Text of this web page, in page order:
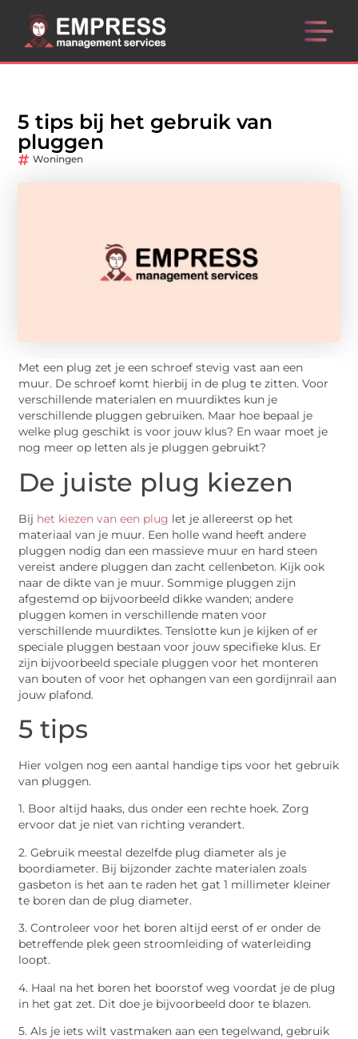
5 tips bij het gebruik van
pluggen
Woningen
Met een plug zet je een schroef stevig vast aan een
muur. De schroef komt hierbij in de plug te zitten. Voor
verschillende materialen en muurdiktes kun je
verschillende pluggen gebruiken. Maar hoe bepaal je
welke plug geschikt is voor jouw klus? En waar moet je
nog meer op letten als je pluggen gebruikt?
De juiste plug kiezen
Bij het kiezen van een plug let je allereerst op het
materiaal van je muur. Een holle wand heeft andere
pluggen nodig dan een massieve muur en hard steen
vereist andere pluggen dan zacht cellenbeton. Kijk ook
naar de dikte van je muur. Sommige pluggen zijn
afgestemd op bijvoorbeeld dikke wanden; andere
pluggen komen in verschillende maten voor
verschillende muurdiktes. Tenslotte kun je kijken of er
speciale pluggen bestaan voor jouw specifieke klus. Er
zijn bijvoorbeeld speciale pluggen voor het monteren
van bouten of voor het ophangen van een gordijnrail aan
jouw plafond.
5 tips
Hier volgen nog een aantal handige tips voor het gebruik
van pluggen.
1. Boor altijd haaks, dus onder een rechte hoek. Zorg
ervoor dat je niet van richting verandert.
2. Gebruik meestal dezelfde plug diameter als je
boordiameter. Bij bijzonder zachte materialen zoals
gasbeton is het aan te raden het gat 1 millimeter kleiner
te boren dan de plug diameter.
3. Controleer voor het boren altijd eerst of er onder de
betreffende plek geen stroomleiding of waterleiding
loopt.
4. Haal na het boren het boorstof weg voordat je de plug
in het gat zet. Dit doe je bijvoorbeeld door te blazen.
5. Als je iets wilt vastmaken aan een tegelwand, gebruik